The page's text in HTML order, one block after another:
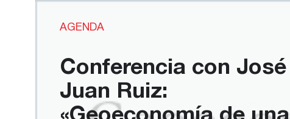
AGENDA
Conferencia con José
Juan Ruiz: